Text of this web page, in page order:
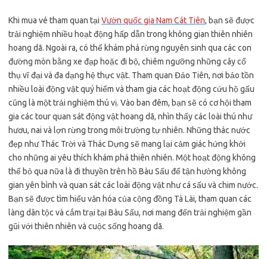
Khi mua vé tham quan tại Vườn quốc gia Nam Cát Tiên, bạn sẽ được
trải nghiệm nhiều hoạt động hấp dẫn trong không gian thiên nhiên
hoang dã. Ngoài ra, có thể khám phá rừng nguyên sinh qua các con
đường mòn bằng xe đạp hoặc đi bộ, chiêm ngưỡng những cây cổ
thụ vĩ đại và đa dạng hệ thực vật. Tham quan Đảo Tiên, nơi bảo tồn
nhiều loài động vật quý hiếm và tham gia các hoạt động cứu hộ gấu
cũng là một trải nghiệm thú vị. Vào ban đêm, bạn sẽ có cơ hội tham
gia các tour quan sát động vật hoang dã, nhìn thấy các loài thú như
hươu, nai và lợn rừng trong môi trường tự nhiên. Những thác nước
đẹp như Thác Trời và Thác Dựng sẽ mang lại cảm giác hứng khởi
cho những ai yêu thích khám phá thiên nhiên. Một hoạt động không
thể bỏ qua nữa là đi thuyền trên hồ Bàu Sấu để tận hưởng không
gian yên bình và quan sát các loài động vật như cá sấu và chim nước.
Bạn sẽ được tìm hiểu văn hóa của cộng đồng Tà Lài, tham quan các
làng dân tộc và cắm trại tại Bàu Sấu, nơi mang đến trải nghiệm gần
gũi với thiên nhiên và cuộc sống hoang dã.